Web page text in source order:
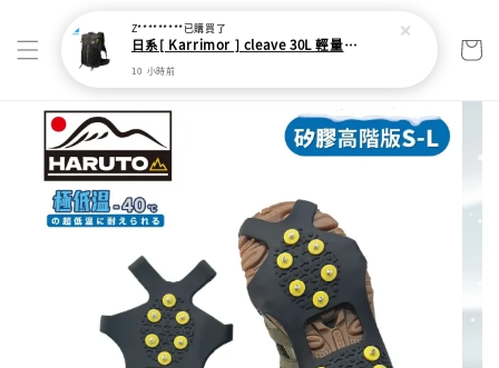
Z*********已購買了
日系[ Karrimor ] cleave 30L 輕量野跑健走包
10 小時前